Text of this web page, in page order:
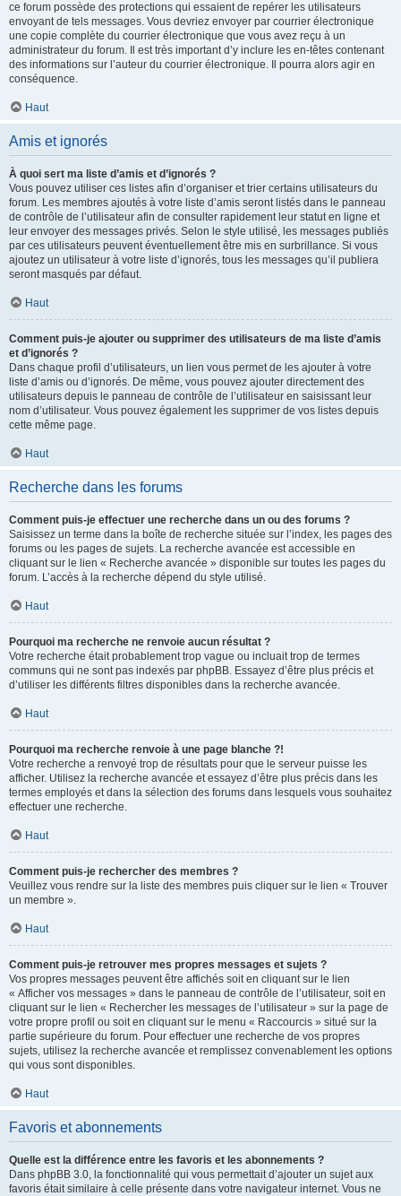
ce forum possède des protections qui essaient de repérer les utilisateurs
envoyant de tels messages. Vous devriez envoyer par courrier électronique
une copie complète du courrier électronique que vous avez reçu à un
administrateur du forum. Il est très important d’y inclure les en-têtes contenant
des informations sur l’auteur du courrier électronique. Il pourra alors agir en
conséquence.
Haut
Amis et ignorés
À quoi sert ma liste d’amis et d’ignorés ?
Vous pouvez utiliser ces listes afin d’organiser et trier certains utilisateurs du
forum. Les membres ajoutés à votre liste d’amis seront listés dans le panneau
de contrôle de l’utilisateur afin de consulter rapidement leur statut en ligne et
leur envoyer des messages privés. Selon le style utilisé, les messages publiés
par ces utilisateurs peuvent éventuellement être mis en surbrillance. Si vous
ajoutez un utilisateur à votre liste d’ignorés, tous les messages qu’il publiera
seront masqués par défaut.
Haut
Comment puis-je ajouter ou supprimer des utilisateurs de ma liste d’amis
et d’ignorés ?
Dans chaque profil d’utilisateurs, un lien vous permet de les ajouter à votre
liste d’amis ou d’ignorés. De même, vous pouvez ajouter directement des
utilisateurs depuis le panneau de contrôle de l’utilisateur en saisissant leur
nom d’utilisateur. Vous pouvez également les supprimer de vos listes depuis
cette même page.
Haut
Recherche dans les forums
Comment puis-je effectuer une recherche dans un ou des forums ?
Saisissez un terme dans la boîte de recherche située sur l’index, les pages des
forums ou les pages de sujets. La recherche avancée est accessible en
cliquant sur le lien « Recherche avancée » disponible sur toutes les pages du
forum. L’accès à la recherche dépend du style utilisé.
Haut
Pourquoi ma recherche ne renvoie aucun résultat ?
Votre recherche était probablement trop vague ou incluait trop de termes
communs qui ne sont pas indexés par phpBB. Essayez d’être plus précis et
d’utiliser les différents filtres disponibles dans la recherche avancée.
Haut
Pourquoi ma recherche renvoie à une page blanche ?!
Votre recherche a renvoyé trop de résultats pour que le serveur puisse les
afficher. Utilisez la recherche avancée et essayez d’être plus précis dans les
termes employés et dans la sélection des forums dans lesquels vous souhaitez
effectuer une recherche.
Haut
Comment puis-je rechercher des membres ?
Veuillez vous rendre sur la liste des membres puis cliquer sur le lien « Trouver
un membre ».
Haut
Comment puis-je retrouver mes propres messages et sujets ?
Vos propres messages peuvent être affichés soit en cliquant sur le lien
« Afficher vos messages » dans le panneau de contrôle de l’utilisateur, soit en
cliquant sur le lien « Rechercher les messages de l’utilisateur » sur la page de
votre propre profil ou soit en cliquant sur le menu « Raccourcis » situé sur la
partie supérieure du forum. Pour effectuer une recherche de vos propres
sujets, utilisez la recherche avancée et remplissez convenablement les options
qui vous sont disponibles.
Haut
Favoris et abonnements
Quelle est la différence entre les favoris et les abonnements ?
Dans phpBB 3.0, la fonctionnalité qui vous permettait d’ajouter un sujet aux
favoris était similaire à celle présente dans votre navigateur internet. Vous ne